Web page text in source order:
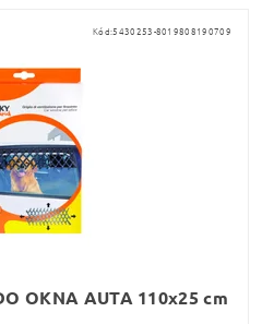
Kód:5430253-8019808190709
OKNA AUTA 110x25 cm